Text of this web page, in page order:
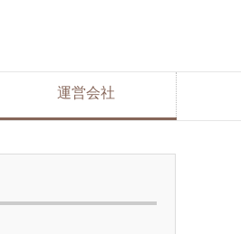
運営会社